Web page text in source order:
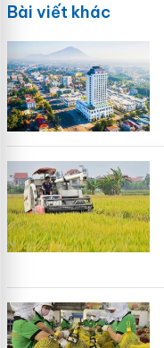
Bài viết khác